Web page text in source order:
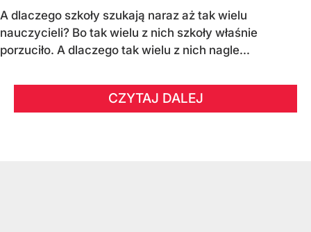
A dlaczego szkoły szukają naraz aż tak wielu
nauczycieli? Bo tak wielu z nich szkoły właśnie
porzuciło. A dlaczego tak wielu z nich nagle...
CZYTAJ DALEJ